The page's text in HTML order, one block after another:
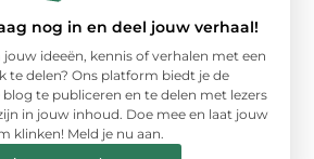
nog in en deel jouw verhaal!
jouw ideeën, kennis of verhalen met een
te delen? Ons platform biedt je de
te publiceren en te delen met lezers
in jouw inhoud. Doe mee en laat jouw
klinken! Meld je nu aan.